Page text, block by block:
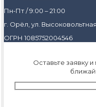
Пн-Пт / 9:00 – 21:00
г. Орёл, ул.
ОГРН 1085752004546
Оставьте заявку